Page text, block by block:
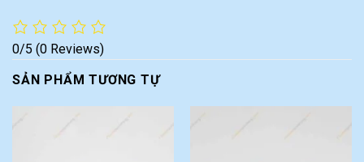
0/5 (0 Reviews)
SẢN PHẨM TƯƠNG TỰ